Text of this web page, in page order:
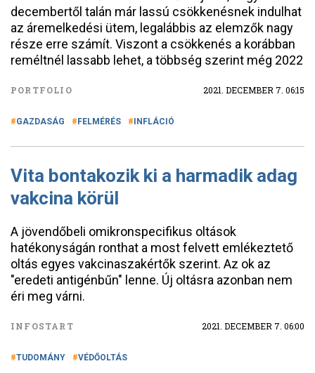
decembertől talán már lassú csökkenésnek indulhat
az áremelkedési ütem, legalábbis az elemzők nagy
része erre számít. Viszont a csökkenés a korábban
reméltnél lassabb lehet, a többség szerint még 2022
PORTFOLIO 2021. DECEMBER 7. 06:15
GAZDASÁG FELMÉRÉS INFLÁCIÓ
Vita bontakozik ki a harmadik adag
vakcina körül
A jövendőbeli omikronspecifikus oltások
hatékonyságán ronthat a most felvett emlékeztető
oltás egyes vakcinaszakértők szerint. Az ok az
"eredeti antigénbűn" lenne. Új oltásra azonban nem
éri meg várni.
INFOSTART 2021. DECEMBER 7. 06:00
TUDOMÁNY VÉDŐOLTÁS